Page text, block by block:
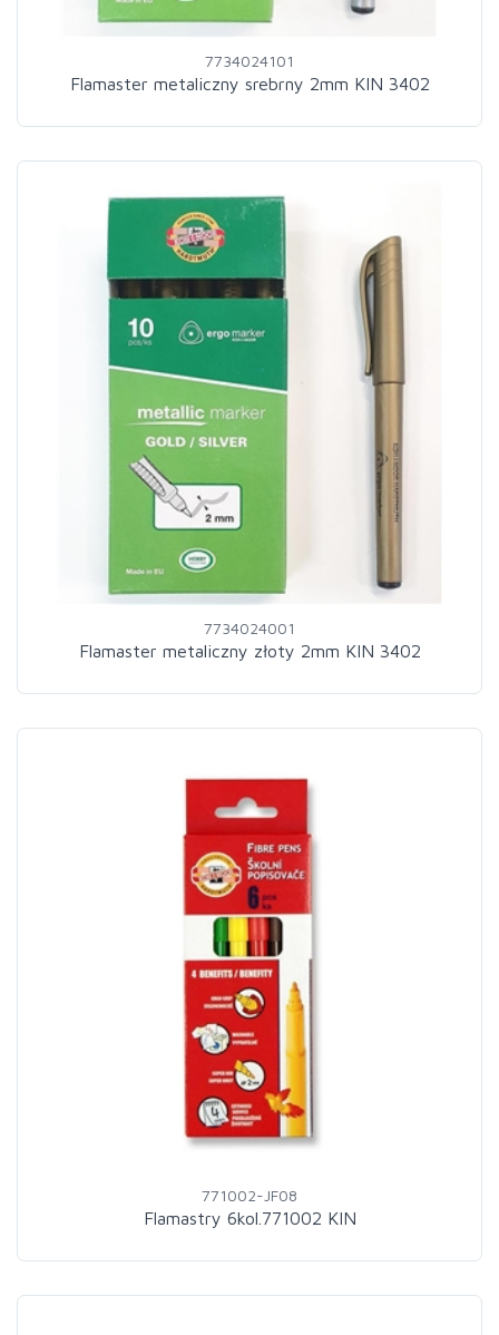
7734024101
Flamaster metaliczny srebrny 2mm KIN 3402
7734024001
Flamaster metaliczny złoty 2mm KIN 3402
771002-JF08
Flamastry 6kol.771002 KIN